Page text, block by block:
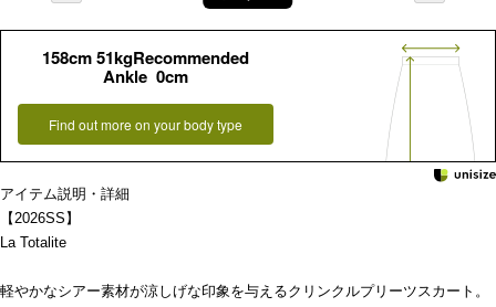
158cm 51kgRecommended
Ankle 0cm
Find out more on your body type
アイテム説明・詳細
【2026SS】
La Totalite
軽やかなシアー素材が涼しげな印象を与えるクリンクルプリーツスカート。